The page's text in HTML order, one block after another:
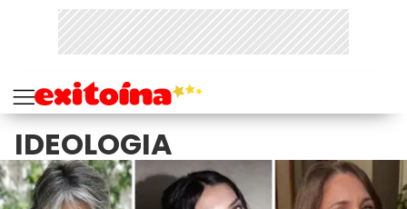
IDEOLOGIA